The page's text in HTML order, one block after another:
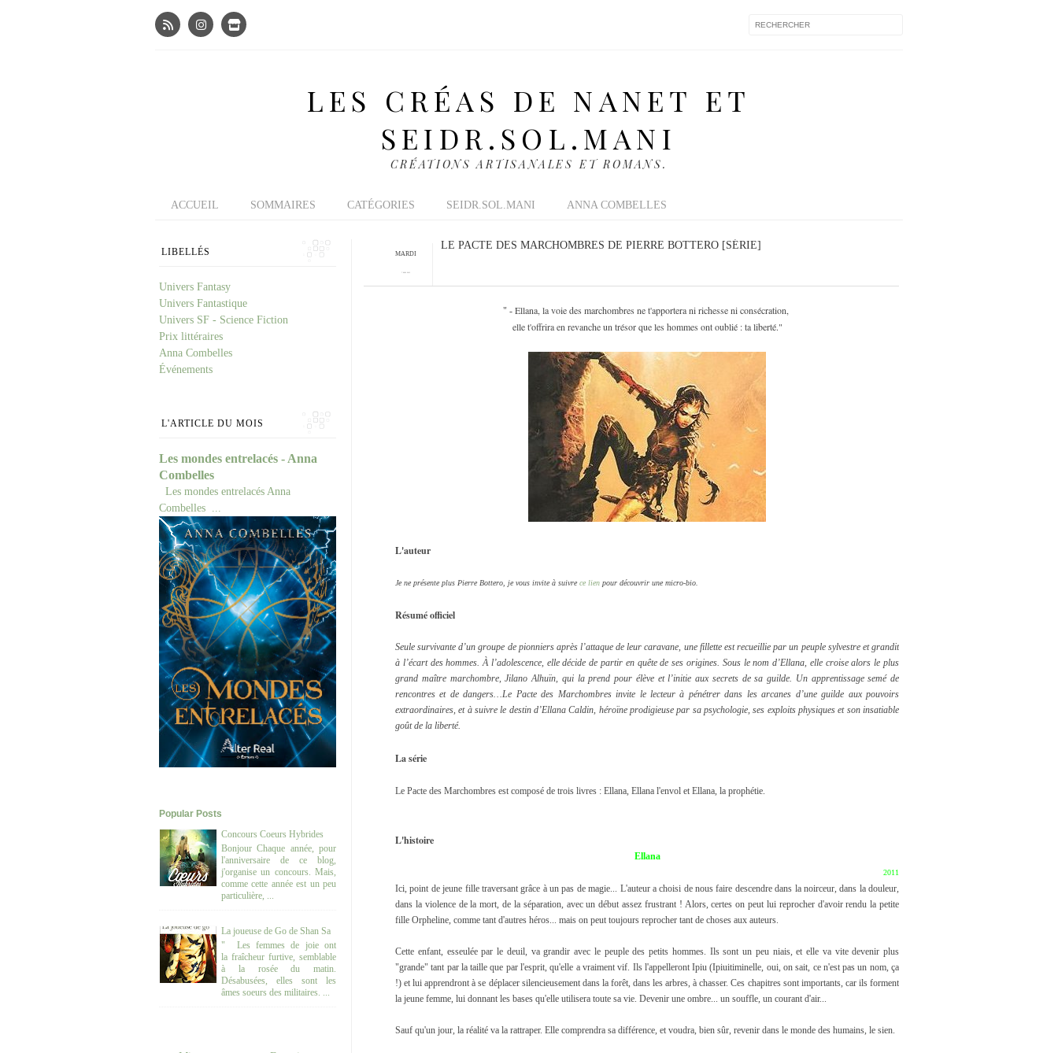
LES CRÉAS DE NANET ET
SEIDR.SOL.MANI
CRÉATIONS ARTISANALES ET ROMANS.
ACCUEIL SOMMAIRES CATÉGORIES SEIDR.SOL.MANI ANNA COMBELLES
MARDI
LE PACTE DES MARCHOMBRES DE PIERRE BOTTERO [SÉRIE]
" - Ellana, la voie des marchombres ne t'apportera ni richesse ni consécration,
elle t'offrira en revanche un trésor que les hommes ont oublié : ta liberté."
L'auteur
Je ne présente plus Pierre Bottero, je vous invite à suivre ce lien pour découvrir une micro-bio.
Résumé officiel
Seule survivante d’un groupe de pionniers après l’attaque de leur caravane, une fillette est recueillie par un peuple sylvestre et grandit
à l’écart des hommes. À l’adolescence, elle décide de partir en quête de ses origines. Sous le nom d’Ellana, elle croise alors le plus
grand maître marchombre, Jilano Alhuïn, qui la prend pour élève et l’initie aux secrets de sa guilde. Un apprentissage semé de
rencontres et de dangers…Le Pacte des Marchombres invite le lecteur à pénétrer dans les arcanes d’une guilde aux pouvoirs
extraordinaires, et à suivre le destin d’Ellana Caldin, héroïne prodigieuse par sa psychologie, ses exploits physiques et son insatiable
goût de la liberté.
La série
Le Pacte des Marchombres est composé de trois livres : Ellana, Ellana l'envol et Ellana, la prophétie.
L'histoire
Ellana
2011
Ici, point de jeune fille traversant grâce à un pas de magie... L'auteur a choisi de nous faire descendre dans la noirceur, dans la douleur,
dans la violence de la mort, de la séparation, avec un début assez frustrant ! Alors, certes on peut lui reprocher d'avoir rendu la petite
fille Orpheline, comme tant d'autres héros... mais on peut toujours reprocher tant de choses aux auteurs.
Cette enfant, esseulée par le deuil, va grandir avec le peuple des petits hommes. Ils sont un peu niais, et elle va vite devenir plus
"grande" tant par la taille que par l'esprit, qu'elle a vraiment vif. Ils l'appelleront Ipiu (Ipiuitiminelle, oui, on sait, ce n'est pas un nom, ça
!) et lui apprendront à se déplacer silencieusement dans la forêt, dans les arbres, à chasser. Ces chapitres sont importants, car ils forment
la jeune femme, lui donnant les bases qu'elle utilisera toute sa vie. Devenir une ombre... un souffle, un courant d'air...
Sauf qu'un jour, la réalité va la rattraper. Elle comprendra sa différence, et voudra, bien sûr, revenir dans le monde des humains, le sien.
LIBELLÉS
Univers Fantasy
Univers Fantastique
Univers SF - Science Fiction
Prix littéraires
Anna Combelles
Événements
L'ARTICLE DU MOIS
Les mondes entrelacés - Anna
Combelles
Les mondes entrelacés Anna
Combelles ...
Popular Posts
Concours Coeurs Hybrides
Bonjour Chaque année, pour
l'anniversaire de ce blog,
j'organise un concours. Mais,
comme cette année est un peu
particulière, ...
La joueuse de Go de Shan Sa
" Les femmes de joie ont
la fraîcheur furtive, semblable
à la rosée du matin.
Désabusées, elles sont les
âmes soeurs des militaires. ...